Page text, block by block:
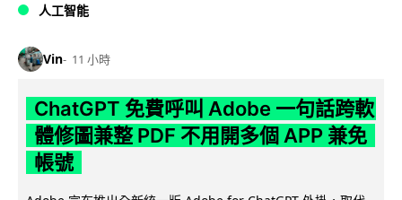
人工智能
Vin 11 小時
ChatGPT 免費呼叫 Adobe 一句話跨軟
體修圖兼整 PDF 不用開多個 APP 兼免
帳號